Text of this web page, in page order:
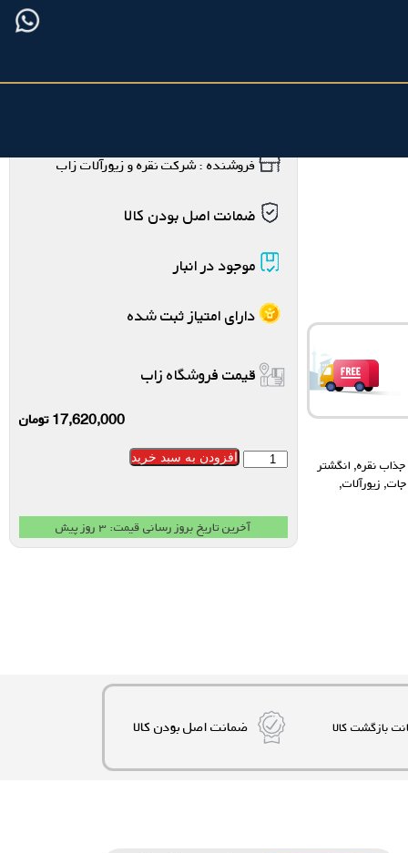
جذاب نقره, انگشتر
جات, زیورآلات,
فروشنده : شرکت نقره و زیورآلات زاب
ضمانت اصل بودن کالا
موجود در انبار
دارای امتیاز ثبت شده
قیمت فروشگاه زاب
17,620,000تومان
افزودن به سبد خرید
آخرین تاریخ بروز رسانی قیمت: ۳ روز پیش
ضمانت اصل بودن کالا